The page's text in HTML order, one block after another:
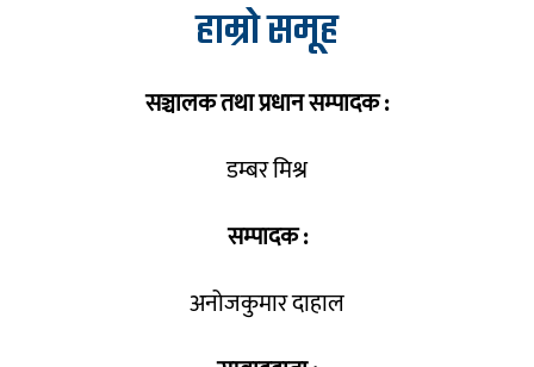
हाम्रो समूह
सञ्चालक तथा प्रधान सम्पादक :
डम्बर मिश्र
सम्पादक :
अनोजकुमार दाहाल